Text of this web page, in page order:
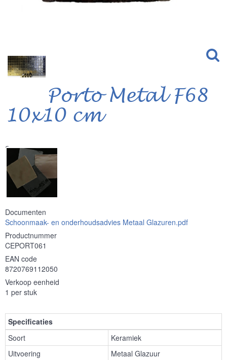
Porto Metal F68
10x10 cm
Serie
Documenten
Schoonmaak- en onderhoudsadvies Metaal Glazuren.pdf
Productnummer
CEPORT061
EAN code
8720769112050
Verkoop eenheid
1 per stuk
Specificaties
Soort
Keramiek
Uitvoering
Metaal Glazuur